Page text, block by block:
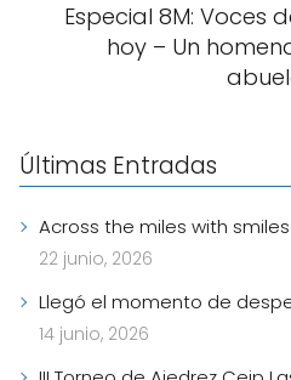
Especial 8M: Voces
hoy – Un
Últimas Entradas
Across the miles with smiles
22 junio, 2026
Llegó el momento de
14 junio, 2026